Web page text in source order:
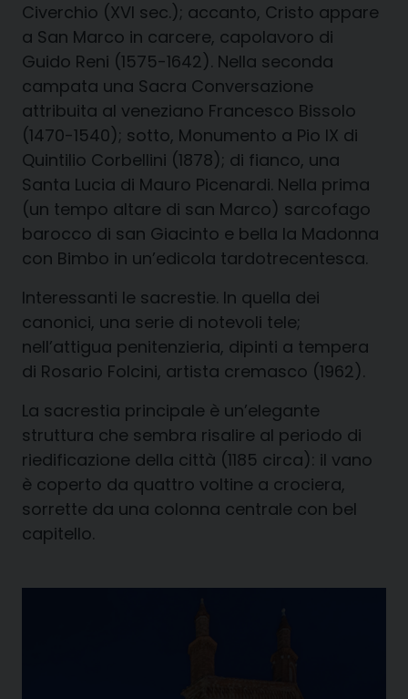
Civerchio (XVI sec.); accanto, Cristo appare
a San Marco in carcere, capolavoro di
Guido Reni (1575-1642). Nella seconda
campata una Sacra Conversazione
attribuita al veneziano Francesco Bissolo
(1470-1540); sotto, Monumento a Pio IX di
Quintilio Corbellini (1878); di fianco, una
Santa Lucia di Mauro Picenardi. Nella prima
(un tempo altare di san Marco) sarcofago
barocco di san Giacinto e bella la Madonna
con Bimbo in un’edicola tardotrecentesca.
Interessanti le sacrestie. In quella dei
canonici, una serie di notevoli tele;
nell’attigua penitenzieria, dipinti a tempera
di Rosario Folcini, artista cremasco (1962).
La sacrestia principale è un’elegante
struttura che sembra risalire al periodo di
riedificazione della città (1185 circa): il vano
è coperto da quattro voltine a crociera,
sorrette da una colonna centrale con bel
capitello.